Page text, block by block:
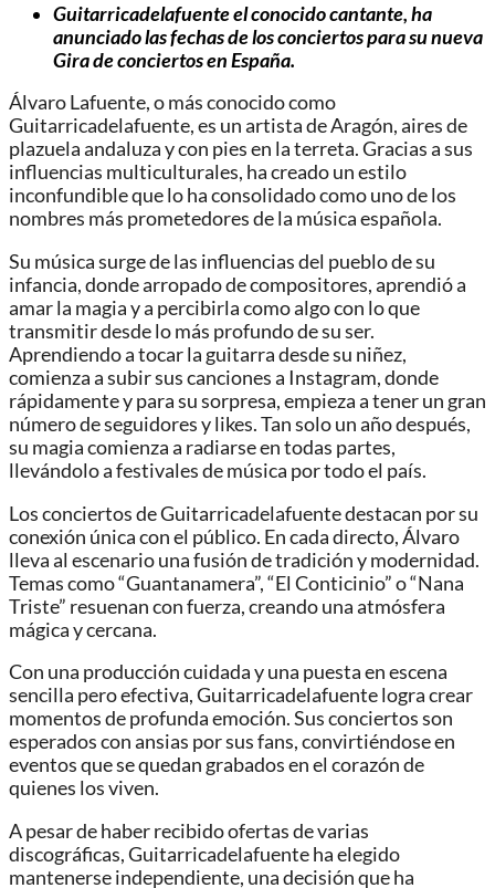
Guitarricadelafuente el conocido cantante, ha
anunciado las fechas de los conciertos para su nueva
Gira de conciertos en España.
Álvaro Lafuente, o más conocido como
Guitarricadelafuente, es un artista de Aragón, aires de
plazuela andaluza y con pies en la terreta. Gracias a sus
influencias multiculturales, ha creado un estilo
inconfundible que lo ha consolidado como uno de los
nombres más prometedores de la música española.
Su música surge de las influencias del pueblo de su
infancia, donde arropado de compositores, aprendió a
amar la magia y a percibirla como algo con lo que
transmitir desde lo más profundo de su ser.
Aprendiendo a tocar la guitarra desde su niñez,
comienza a subir sus canciones a Instagram, donde
rápidamente y para su sorpresa, empieza a tener un gran
número de seguidores y likes. Tan solo un año después,
su magia comienza a radiarse en todas partes,
llevándolo a festivales de música por todo el país.
Los conciertos de Guitarricadelafuente destacan por su
conexión única con el público. En cada directo, Álvaro
lleva al escenario una fusión de tradición y modernidad.
Temas como “Guantanamera”, “El Conticinio” o “Nana
Triste” resuenan con fuerza, creando una atmósfera
mágica y cercana.
Con una producción cuidada y una puesta en escena
sencilla pero efectiva, Guitarricadelafuente logra crear
momentos de profunda emoción. Sus conciertos son
esperados con ansias por sus fans, convirtiéndose en
eventos que se quedan grabados en el corazón de
quienes los viven.
A pesar de haber recibido ofertas de varias
discográficas, Guitarricadelafuente ha elegido
mantenerse independiente, una decisión que ha